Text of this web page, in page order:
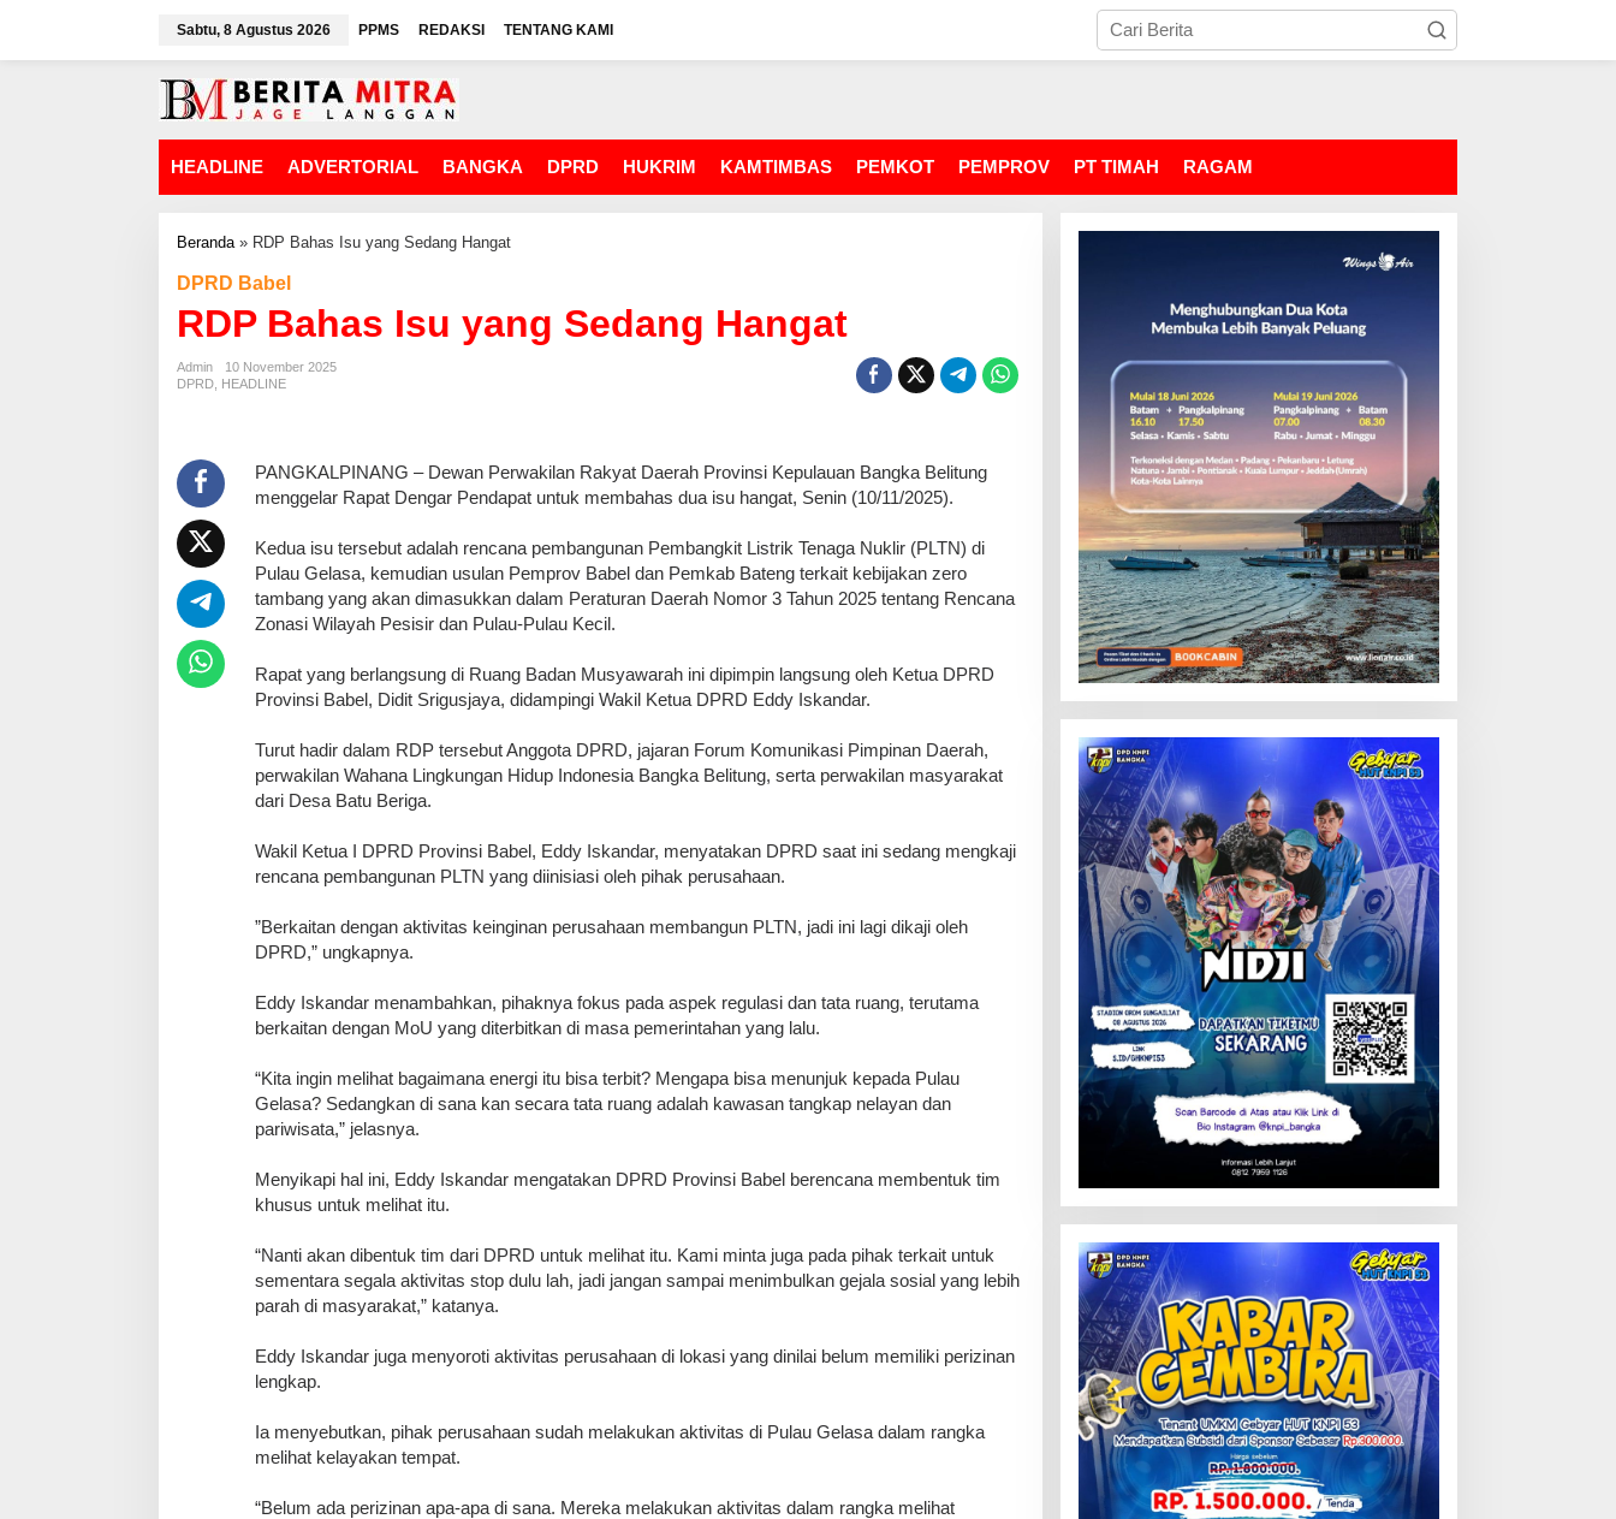
w
Sabtu, 8 Agustus 2026 PPMS REDAKSI TENTANG KAMI
HEADLINE ADVERTORIAL BANGKA DPRD HUKRIM KAMTIMBAS PEMKOT PEMPROV PT TIMAH RAGAM
Beranda» RDP Bahas Isu yang Sedang Hangat
DPRD Babel
RDP Bahas Isu yang Sedang Hangat
Admin
10 November 2025
DPRD HEADLINE
PANGKALPINANG – Dewan Perwakilan Rakyat Daerah Provinsi Kepulauan Bangka Belitung
menggelar Rapat Dengar Pendapat untuk membahas dua isu hangat, Senin (10/11/2025).
Kedua isu tersebut adalah rencana pembangunan Pembangkit Listrik Tenaga Nuklir (PLTN) di
Pulau Gelasa, kemudian usulan Pemprov Babel dan Pemkab Bateng terkait kebijakan zero
tambang yang akan dimasukkan dalam Peraturan Daerah Nomor 3 Tahun 2025 tentang Rencana
Zonasi Wilayah Pesisir dan Pulau-Pulau Kecil.
​Rapat yang berlangsung di Ruang Badan Musyawarah ini dipimpin langsung oleh Ketua DPRD
Provinsi Babel, Didit Srigusjaya, didampingi Wakil Ketua DPRD Eddy Iskandar.
Turut hadir dalam RDP tersebut Anggota DPRD, jajaran Forum Komunikasi Pimpinan Daerah,
perwakilan Wahana Lingkungan Hidup Indonesia Bangka Belitung, serta perwakilan masyarakat
dari Desa Batu Beriga.
Wakil Ketua I DPRD Provinsi Babel, Eddy Iskandar, menyatakan DPRD saat ini sedang mengkaji
rencana pembangunan PLTN yang diinisiasi oleh pihak perusahaan.
​”Berkaitan dengan aktivitas keinginan perusahaan membangun PLTN, jadi ini lagi dikaji oleh
DPRD,” ungkapnya.
Eddy Iskandar menambahkan, pihaknya fokus pada aspek regulasi dan tata ruang, terutama
berkaitan dengan MoU yang diterbitkan di masa pemerintahan yang lalu.
“Kita ingin melihat bagaimana energi itu bisa terbit? Mengapa bisa menunjuk kepada Pulau
Gelasa? Sedangkan di sana kan secara tata ruang adalah kawasan tangkap nelayan dan
pariwisata,” jelasnya.
​Menyikapi hal ini, Eddy Iskandar mengatakan DPRD Provinsi Babel berencana membentuk tim
khusus untuk melihat itu.
“Nanti akan dibentuk tim dari DPRD untuk melihat itu. Kami minta juga pada pihak terkait untuk
sementara segala aktivitas stop dulu lah, jadi jangan sampai menimbulkan gejala sosial yang lebih
parah di masyarakat,” katanya.
​Eddy Iskandar juga menyoroti aktivitas perusahaan di lokasi yang dinilai belum memiliki perizinan
lengkap.
Ia menyebutkan, pihak perusahaan sudah melakukan aktivitas di Pulau Gelasa dalam rangka
melihat kelayakan tempat.
“Belum ada perizinan apa-apa di sana. Mereka melakukan aktivitas dalam rangka melihat